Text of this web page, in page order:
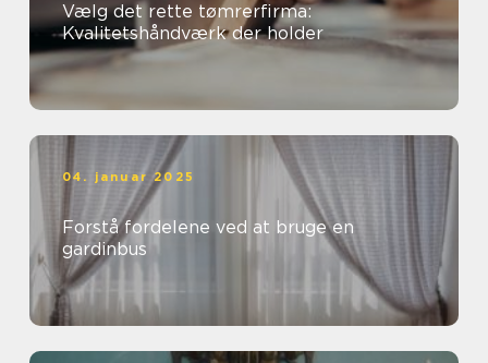
Vælg det rette tømrerfirma:
Kvalitetshåndværk der holder
04. januar 2025
Forstå fordelene ved at bruge en
gardinbus